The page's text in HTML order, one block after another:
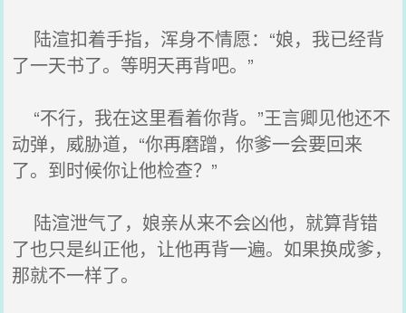
陆渲扣着手指，浑身不情愿：“娘，我已经背
了一天书了。等明天再背吧。”
“不行，我在这里看着你背。”王言卿见他还不
动弹，威胁道，“你再磨蹭，你爹一会要回来
了。到时候你让他检查？”
陆渲泄气了，娘亲从来不会凶他，就算背错
了也只是纠正他，让他再背一遍。如果换成爹，
那就不一样了。